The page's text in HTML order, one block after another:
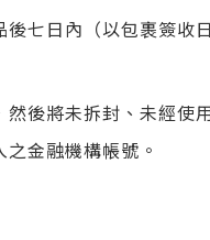
七日內（以包裹簽收
後將未拆封、未經使
金融機構帳號。